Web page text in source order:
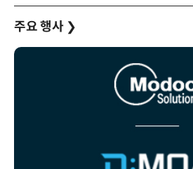
주요 행사 ❯